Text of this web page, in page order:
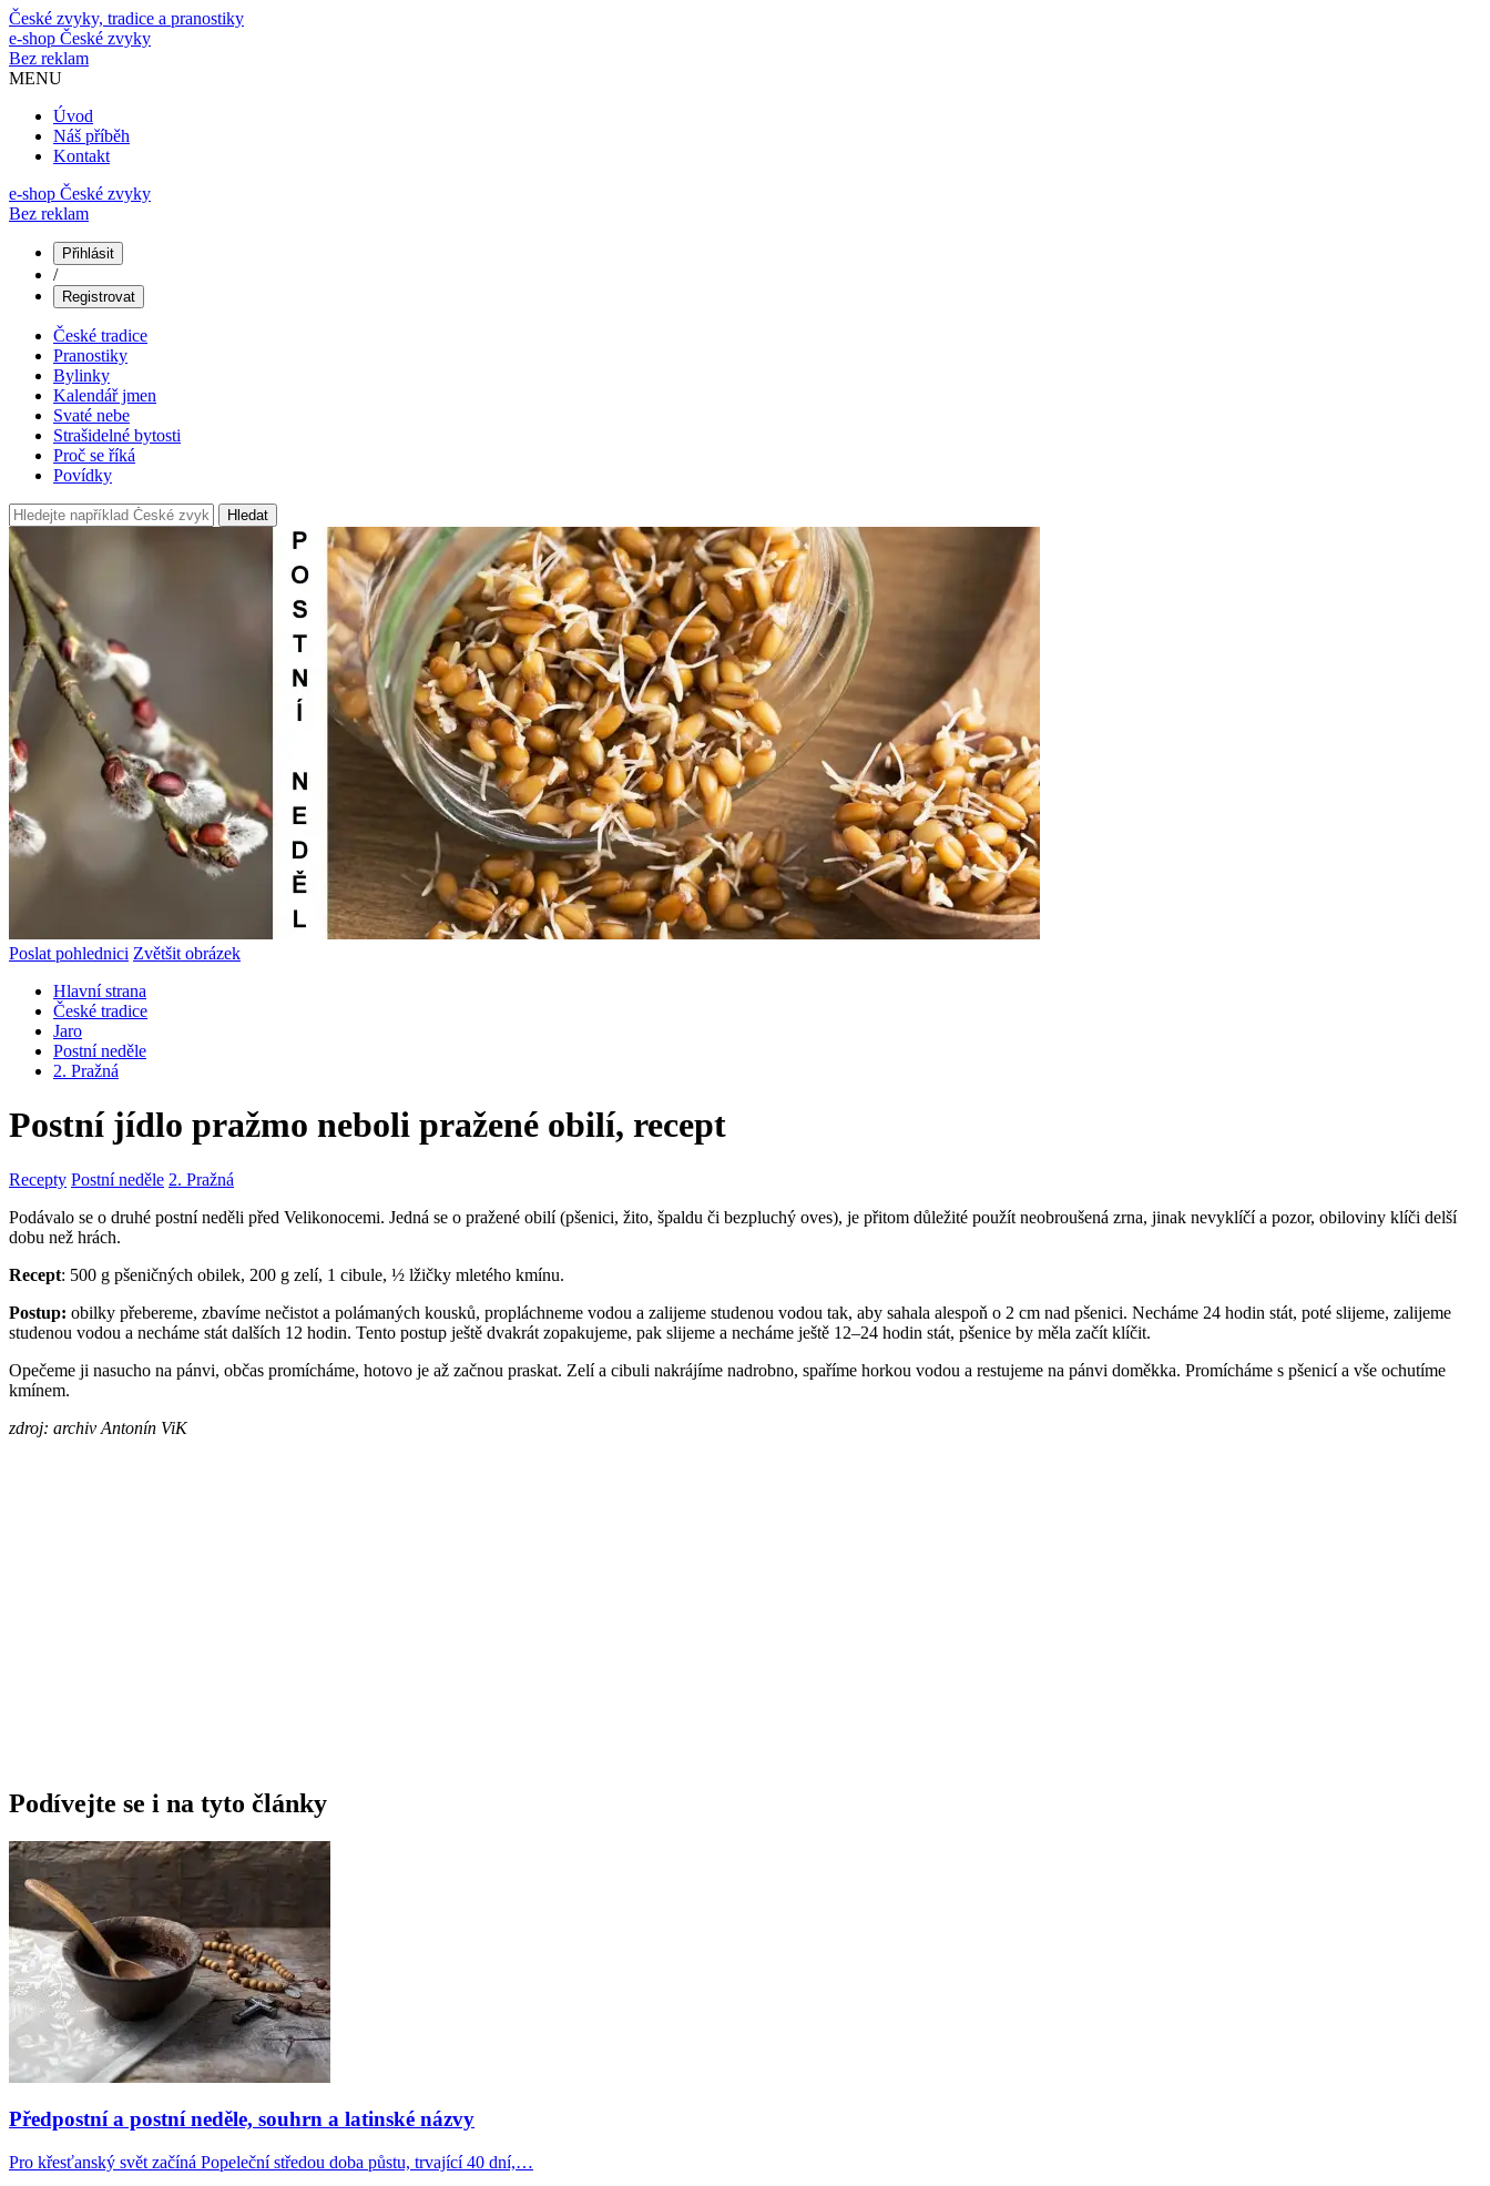
České zvyky, tradice a pranostiky
e-shop České zvyky
Bez reklam
MENU
Úvod
Náš příběh
Kontakt
e-shop České zvyky
Bez reklam
Přihlásit
/
Registrovat
České tradice
Pranostiky
Bylinky
Kalendář jmen
Svaté nebe
Strašidelné bytosti
Proč se říká
Povídky
Hledat
Poslat pohlednici Zvětšit obrázek
Hlavní strana
České tradice
Jaro
Postní neděle
2. Pražná
Postní jídlo pražmo neboli pražené obilí, recept
Recepty Postní neděle 2. Pražná
Podávalo se o druhé postní neděli před Velikonocemi. Jedná se o pražené obilí (pšenici, žito, špaldu či bezpluchý oves), je přitom důležité použít neobroušená zrna, jinak nevyklíčí a pozor, obiloviny klíči delší
dobu než hrách.
Recept: 500 g pšeničných obilek, 200 g zelí, 1 cibule, ½ lžičky mletého kmínu.
Postup: obilky přebereme, zbavíme nečistot a polámaných kousků, propláchneme vodou a zalijeme studenou vodou tak, aby sahala alespoň o 2 cm nad pšenici. Necháme 24 hodin stát, poté slijeme, zalijeme
studenou vodou a necháme stát dalších 12 hodin. Tento postup ještě dvakrát zopakujeme, pak slijeme a necháme ještě 12–24 hodin stát, pšenice by měla začít klíčit.
Opečeme ji nasucho na pánvi, občas promícháme, hotovo je až začnou praskat. Zelí a cibuli nakrájíme nadrobno, spaříme horkou vodou a restujeme na pánvi doměkka. Promícháme s pšenicí a vše ochutíme
kmínem.
zdroj: archiv Antonín ViK
Podívejte se i na tyto články
Předpostní a postní neděle, souhrn a latinské názvy
Pro křesťanský svět začíná Popeleční středou doba půstu, trvající 40 dní,…